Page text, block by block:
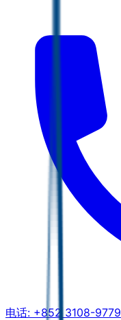
电话: +852 3108-9779